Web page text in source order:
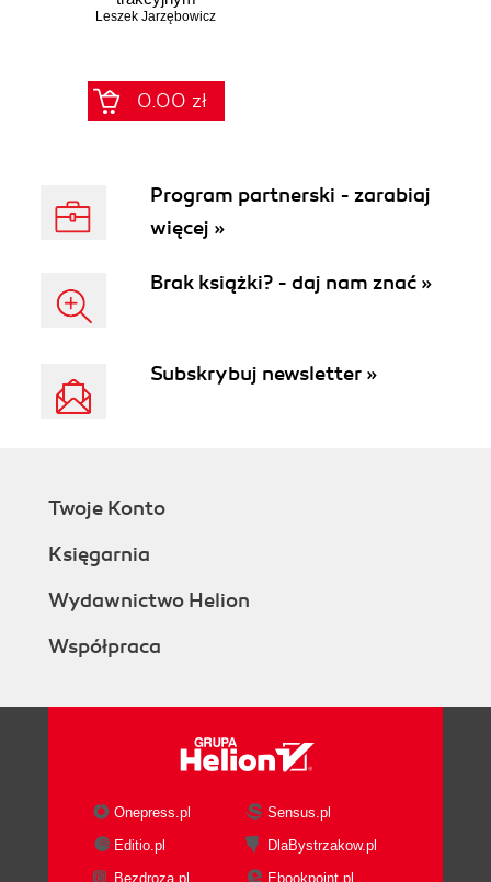
silnikiem
trwałymi
zagłębionymi w
wirniku
Leszek Jarzębowicz
0.00 zł
Program partnerski - zarabiaj
więcej »
Brak książki? - daj nam znać »
Subskrybuj newsletter »
Twoje Konto
Księgarnia
Wydawnictwo Helion
Współpraca
Onepress.pl
Sensus.pl
Editio.pl
DlaBystrzakow.pl
Bezdroza.pl
Ebookpoint.pl